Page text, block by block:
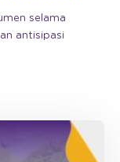
selama
antisipasi